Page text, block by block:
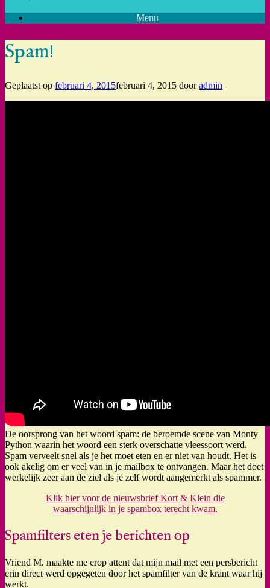
Menu
Spam!
Geplaatst op februari 4, 2015februari 4, 2015 dooradmin
De oorsprong van het woord spam: de beroemde scene van Monty
Python waarin het woord een sterk overschatte vleessoort werd.
Spam verveelt snel als je het moet eten en er niet van houdt. Het is
ook akelig om er veel van in je mailbox te ontvangen. Maar het doet
werkelijk zeer aan de ziel als je zelf wordt aangemerkt als spammer.
Klik hier voor de nieuwsbrief Kort & Klein die
waarschijnlijk in je spambox terecht kwam.
Spamfilters eten je berichten op
Vriend M. maakte me erop attent dat mijn mail met een persbericht
erin direct werd opgegeten door het spamfilter van de krant waar hij
werkt.